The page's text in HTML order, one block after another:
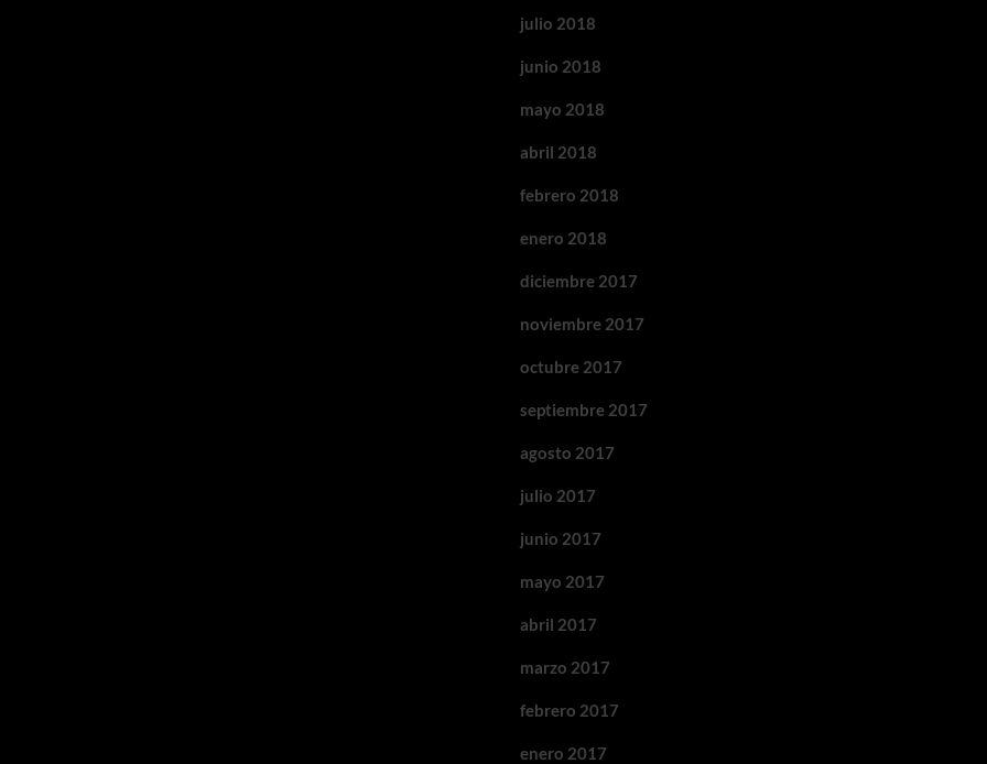
julio 2018
junio 2018
mayo 2018
abril 2018
febrero 2018
enero 2018
diciembre 2017
noviembre 2017
octubre 2017
septiembre 2017
agosto 2017
julio 2017
junio 2017
mayo 2017
abril 2017
marzo 2017
febrero 2017
enero 2017